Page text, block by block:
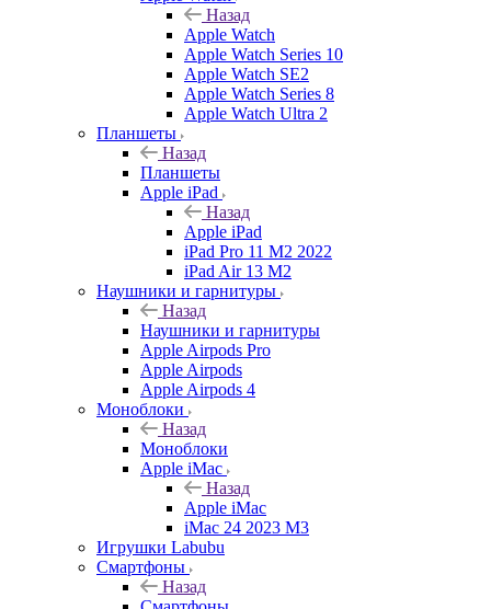
Назад
Apple Watch
Apple Watch Series 10
Apple Watch SE2
Apple Watch Series 8
Apple Watch Ultra 2
Планшеты
Назад
Планшеты
Apple iPad
Назад
Apple iPad
iPad Pro 11 M2 2022
iPad Air 13 M2
Наушники и гарнитуры
Назад
Наушники и гарнитуры
Apple Airpods Pro
Apple Airpods
Apple Airpods 4
Моноблоки
Назад
Моноблоки
Apple iMac
Назад
Apple iMac
iMac 24 2023 M3
Игрушки Labubu
Смартфоны
Назад